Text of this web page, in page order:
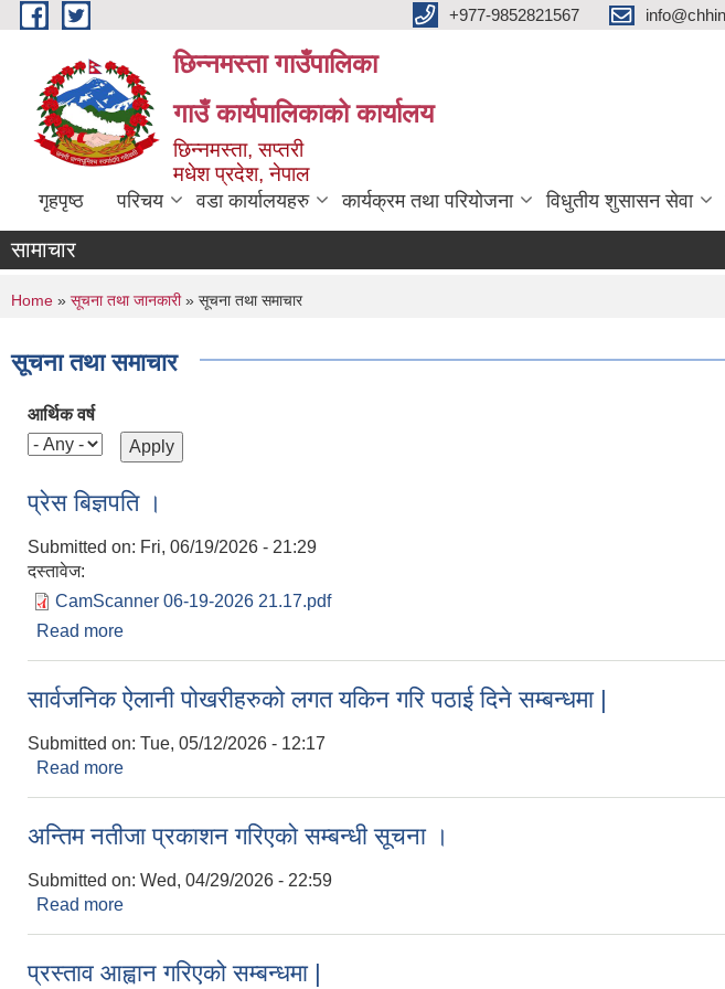
Skip to main content +977-9852821567
छिन्नमस्ता गाउँपालिका
गाउँ कार्यपालिकाको कार्यालय
छिन्नमस्ता, सप्तरी
मधेश प्रदेश, नेपाल
गृहपृष्ठ परिचय वडा कार्यालयहरु कार्यक्रम तथा परियोजना विधुतीय शुसासन सेवा
सामाचार
You are here
Home » सूचना तथा जानकारी» सूचना तथा समाचार
सूचना तथा समाचार
आर्थिक वर्ष
प्रेस बिज्ञपति ।
Submitted on: Fri, 06/19/2026 - 21:29
दस्तावेज:
CamScanner 06-19-2026 21.17.pdf
Read more
सार्वजनिक ऐलानी पोखरीहरुको लगत यकिन गरि पठाई दिने सम्बन्धमा |
Submitted on: Tue, 05/12/2026 - 12:17
Read more
अन्तिम नतीजा प्रकाशन गरिएको सम्बन्धी सूचना ।
Submitted on: Wed, 04/29/2026 - 22:59
Read more
प्रस्ताव आह्वान गरिएको सम्बन्धमा |